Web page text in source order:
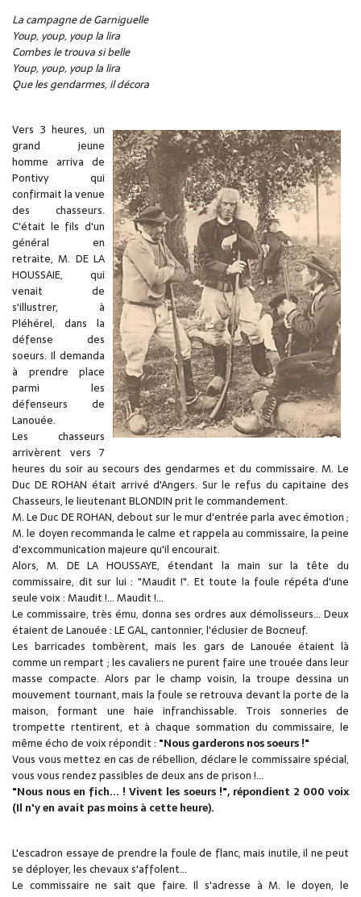
La campagne de Garniguelle
Youp, youp, youp la lira
Combes le trouva si belle
Youp, youp, youp la lira
Que les gendarmes, il décora
Vers 3 heures, un
grand jeune
homme arriva de
Pontivy qui
confirmait la venue
des chasseurs.
C'était le fils d'un
général en
retraite, M. DE LA
HOUSSAIE, qui
venait de
s'illustrer, à
Pléhérel, dans la
défense des
soeurs. Il demanda
à prendre place
parmi les
défenseurs de
Lanouée.
Les chasseurs
arrivèrent vers 7
heures du soir au secours des gendarmes et du commissaire. M. Le
Duc DE ROHAN était arrivé d'Angers. Sur le refus du capitaine des
Chasseurs, le lieutenant BLONDIN prit le commandement.
M. Le Duc DE ROHAN, debout sur le mur d'entrée parla avec émotion ;
M. le doyen recommanda le calme et rappela au commissaire, la peine
d'excommunication majeure qu'il encourait.
Alors, M. DE LA HOUSSAYE, étendant la main sur la tête du
commissaire, dit sur lui : "Maudit !". Et toute la foule répéta d'une
seule voix : Maudit !... Maudit !...
Le commissaire, très ému, donna ses ordres aux démolisseurs... Deux
étaient de Lanouée : LE GAL, cantonnier, l'éclusier de Bocneuf.
Les barricades tombèrent, mais les gars de Lanouée étaient là
comme un rempart ; les cavaliers ne purent faire une trouée dans leur
masse compacte. Alors par le champ voisin, la troupe dessina un
mouvement tournant, mais la foule se retrouva devant la porte de la
maison, formant une haie infranchissable. Trois sonneries de
trompette rtentirent, et à chaque sommation du commissaire, le
même écho de voix répondit : "Nous garderons nos soeurs !"
Vous vous mettez en cas de rébellion, déclare le commissaire spécial,
vous vous rendez passibles de deux ans de prison !...
"Nous nous en fich... ! Vivent les soeurs !", répondient 2 000 voix
(Il n'y en avait pas moins à cette heure).
L'escadron essaye de prendre la foule de flanc, mais inutile, il ne peut
se déployer, les chevaux s'affolent...
Le commissaire ne sait que faire. Il s'adresse à M. le doyen, le